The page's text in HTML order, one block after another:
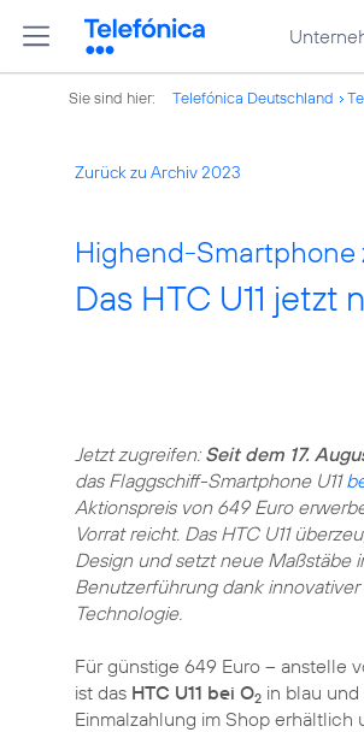
Sie sind hier: Telefónica Deutschland
Zurück zu Archiv 2023
Highend-Smartphone
Das HTC U11
Jetzt zugreifen: Seit dem 17.
das Flaggschiff-Smartphone U11
Aktionspreis von 649 Euro
Vorrat reicht. Das HTC U11
Design und setzt neue Maßstäbe
Benutzerführung dank innovativer
Technologie.
Für günstige 649 Euro – anstelle
ist das HTC U11 bei O2 in blau
Einmalzahlung im Shop erhältlich